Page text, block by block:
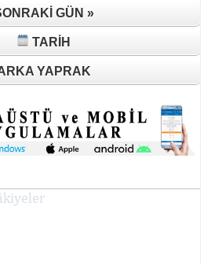
GÜN »
TARIH
YAPRAK